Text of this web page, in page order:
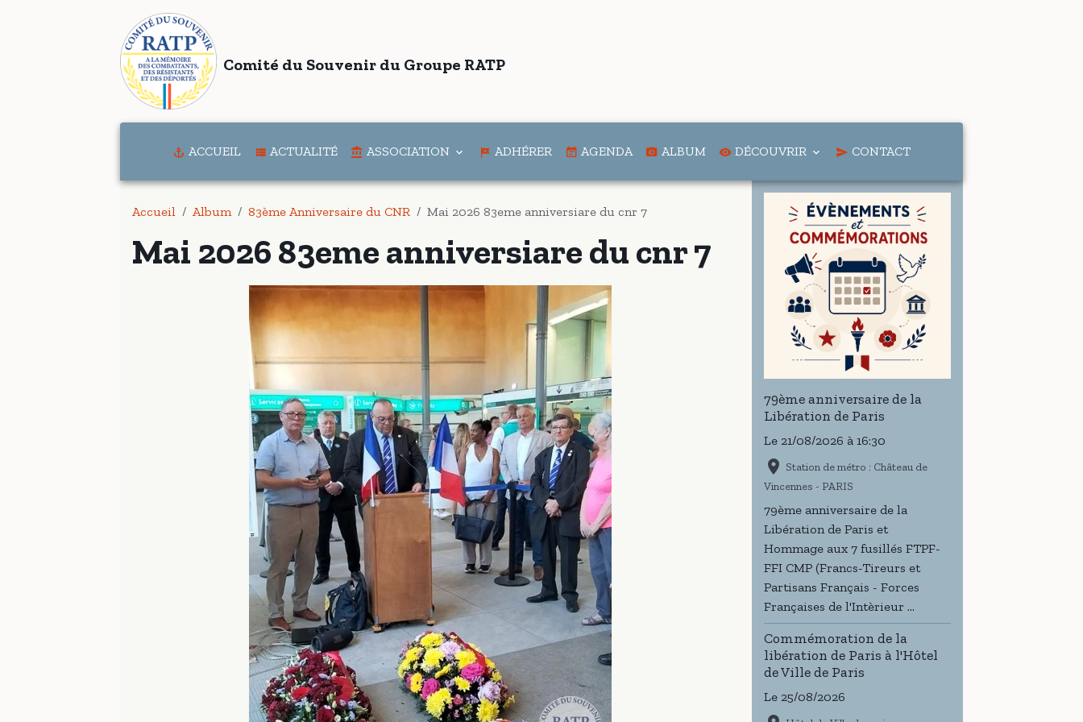
Comité du Souvenir du Groupe RATP
ACCUEIL ACTUALITÉ ASSOCIATION ADHÉRER AGENDA ALBUM DÉCOUVRIR CONTACT
Accueil Album 83ème Anniversaire du CNR Mai 2026 83eme anniversiare du cnr 7
Mai 2026 83eme anniversiare du cnr 7
79ème anniversaire de la
Libération de Paris
Le 21/08/2026 à 16:30
Station de métro : Château de
Vincennes - PARIS
79ème anniversaire de la
Libération de Paris et
Hommage aux 7 fusillés FTPF-
FFI CMP (Francs-Tireurs et
Partisans Français - Forces
Françaises de l'Intèrieur ...
Commémoration de la
libération de Paris à l'Hôtel
de Ville de Paris
Le 25/08/2026